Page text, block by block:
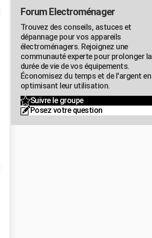
Forum Electroménager
Trouvez des conseils, astuces et
dépannage pour vos appareils
électroménagers. Rejoignez une
communauté experte pour prolonger la
durée de vie de vos équipements.
Économisez du temps et de l'argent en
optimisant leur utilisation.
Suivre le groupe
Posez votre question